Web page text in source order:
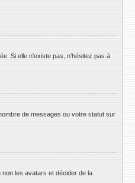
Si elle n’existe pas, n’hésitez pas à
de messages ou votre statut sur
non les avatars et décider de la